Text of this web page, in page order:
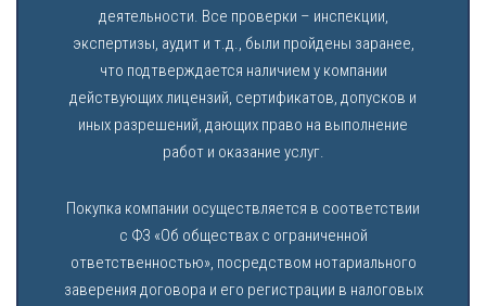
деятельности. Все проверки – инспекции,
экспертизы, аудит и т.д., были пройдены заранее,
что подтверждается наличием у компании
действующих лицензий, сертификатов, допусков и
иных разрешений, дающих право на выполнение
работ и оказание услуг.
Покупка компании осуществляется в соответствии
с ФЗ «Об обществах с ограниченной
ответственностью», посредством нотариального
заверения договора и его регистрации в налоговых